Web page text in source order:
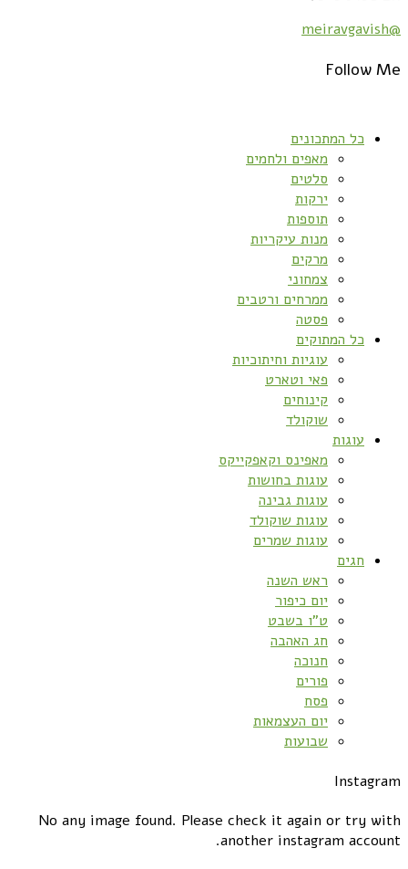
@meiravgavish
Follow Me
כל המתכונים
מאפים ולחמים
סלטים
ירקות
תוספות
מנות עיקריות
מרקים
צמחוני
ממרחים ורטבים
פסטה
כל המתוקים
עוגיות וחיתוכיות
פאי וטארט
קינוחים
שוקולד
עוגות
מאפינס וקאפקייקס
עוגות בחושות
עוגות גבינה
עוגות שוקולד
עוגות שמרים
חגים
ראש השנה
יום כיפור
ט”ו בשבט
חג האהבה
חנוכה
פורים
פסח
יום העצמאות
שבועות
Instagram
No any image found. Please check it again or try with
another instagram account.